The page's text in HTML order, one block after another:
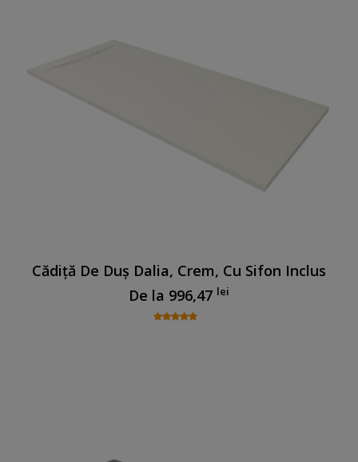
Cădiță De Duș Dalia, Crem, Cu Sifon Inclus
De la 996,47 lei